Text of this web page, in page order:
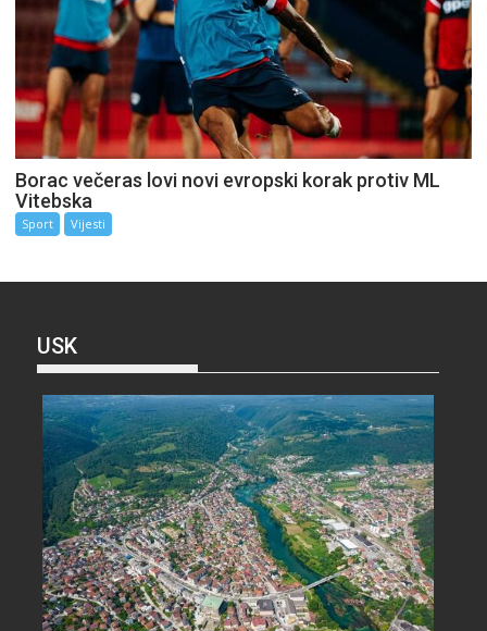
Borac večeras lovi novi evropski korak protiv ML
Vitebska
Sport Vijesti
USK